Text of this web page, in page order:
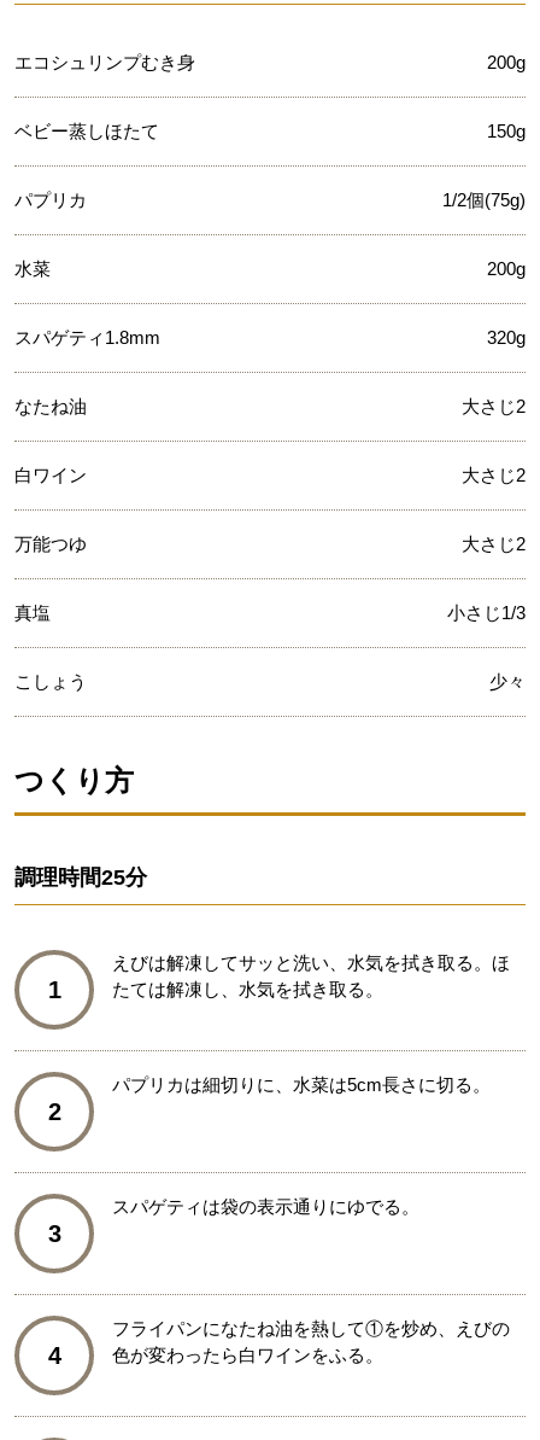
エコシュリンプむき身 200g
ベビー蒸しほたて 150g
パプリカ 1/2個(75g)
水菜 200g
スパゲティ1.8mm 320g
なたね油 大さじ2
白ワイン 大さじ2
万能つゆ 大さじ2
真塩 小さじ1/3
こしょう 少々
つくり方
調理時間25分
1
えびは解凍してサッと洗い、水気を拭き取る。ほ
たては解凍し、水気を拭き取る。
2
パプリカは細切りに、水菜は5cm長さに切る。
3
スパゲティは袋の表示通りにゆでる。
4
フライパンになたね油を熱して①を炒め、えびの
色が変わったら白ワインをふる。